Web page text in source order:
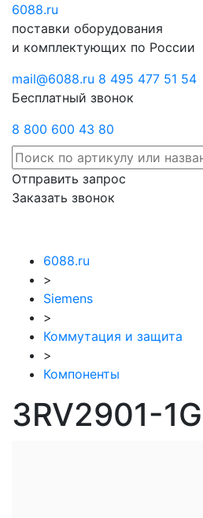
6088.ru
поставки оборудования
и комплектующих по России
mail@6088.ru 8 495 477 51 54
Бесплатный звонок
8 800 600 43 80
Отправить запрос
Заказать звонок
6088.ru
>
Siemens
>
Коммутация и защита
>
Компоненты
3RV2901-
Отправить
запрос
звонок